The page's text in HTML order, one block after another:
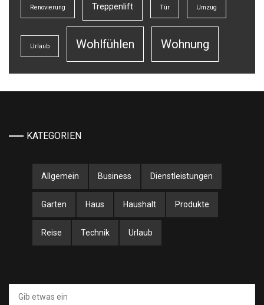
Renovierung Treppenlift Tür Umzug
Urlaub Wohlfühlen Wohnung
KATEGORIEN
Allgemein Business Dienstleistungen
Garten Haus Haushalt Produkte
Reise Technik Urlaub
Suche